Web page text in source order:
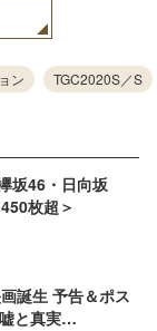
ン TGC2020S／S
坂46・日向坂
枚超＞
誕生 予告＆ポス
と真実